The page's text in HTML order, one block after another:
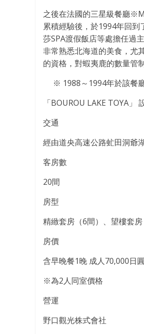
之後在法國的三星級餐廳
累積經驗後，於1994年回
莎SPA渡假飯店等處擔任過
非常熟悉北海道的美食，尤
的資格，對蝦夷鹿的數量管
※ 1988～1994年於該餐廳
「BOUROU LAKE TOYA」
交通
經由道央高速公路虻田洞爺
客房數
20間
房型
精緻套房（6間）、望樓套
房價
含早晚餐1晚 成人70,000日
※為2人同室價格
營運
野口觀光株式會社